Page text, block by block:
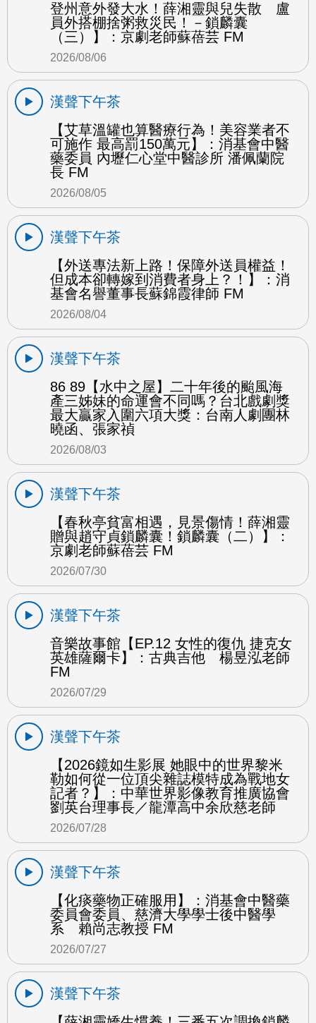
登州意外發大水！薛湘靈與兒失散 盧
員外搭棚捨粥救災民！－鎖麟囊
（三）】：京劇老師蘇蓓芸 FM
2026/08/06
漢聲下午茶
【艾草溫罐也算醫療行為！美容業者不
可施作 最高罰150萬元】：消基會中醫
藥委員 內壢仁心堂中醫診所 潘佩蘭院
長 FM
2026/08/05
漢聲下午茶
【外送專法新上路！保障外送員權益！
但成本卻轉嫁到消費者身上？！】：消
基會名譽董事長蘇錦霞律師 FM
2026/08/04
漢聲下午茶
86 89【水中之屋】二十年後的颱風海
產三姊妹的命運會不同嗎？台北戲劇獎
最大贏家入圍六項大獎：台南人劇團林
曉函、張家禎
2026/08/03
漢聲下午茶
【春秋亭貧富相遇，見景傷情！薛湘靈
贈與趙守貞鎖麟囊！鎖麟囊（二）】：
京劇老師蘇蓓芸 FM
2026/07/30
漢聲下午茶
音樂故事館【EP.12 女性的復仇 捷克女
英雄薩爾卡】：古典吉他 楊昱泓老師
FM
2026/07/29
漢聲下午茶
【2026鏡如生影展 她眼中的世界黎米
勒如何從一位頂尖雜誌模特成為戰地女
記者？】：中華世界影像教育推廣協會
劉英台理事長／龍潭高中余欣慈老師
2026/07/28
漢聲下午茶
【化痰藥物正確服用】：消基會中醫藥
委員會委員、慈濟大學學士後中醫學
系 賴尚志教授 FM
2026/07/27
漢聲下午茶